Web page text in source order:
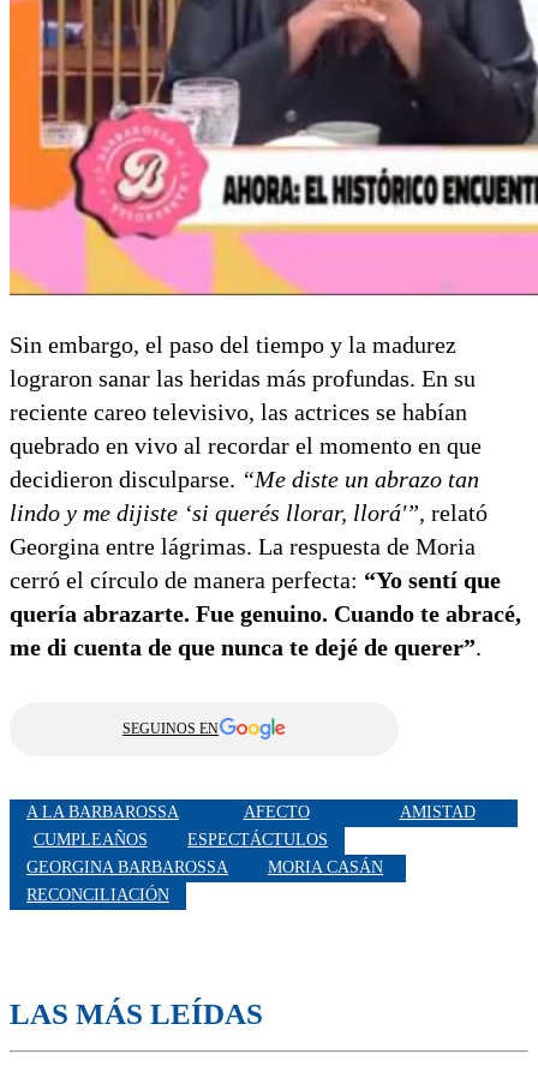
Sin embargo, el paso del tiempo y la madurez
lograron sanar las heridas más profundas. En su
reciente careo televisivo, las actrices se habían
quebrado en vivo al recordar el momento en que
decidieron disculparse. “Me diste un abrazo tan
lindo y me dijiste ‘si querés llorar, llorá'”, relató
Georgina entre lágrimas. La respuesta de Moria
cerró el círculo de manera perfecta: “Yo sentí que
quería abrazarte. Fue genuino. Cuando te abracé,
me di cuenta de que nunca te dejé de querer”.
SEGUINOS EN
A LA BARBAROSSA AFECTO
AMISTAD
CUMPLEAÑOS
ESPECTÁCTULOS
GEORGINA BARBAROSSA
MORIA CASÁN
RECONCILIACIÓN
LAS MÁS LEÍDAS